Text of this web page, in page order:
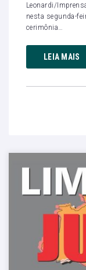
Leonardi/
nesta segunda-
cerimônia…
LEIA MAIS